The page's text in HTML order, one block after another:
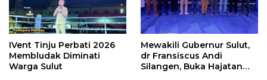
IVent Tinju Perbati 2026
Membludak Diminati
Warga Sulut
Mewakili Gubernur Sulut,
dr Fransiscus Andi
Silangen, Buka Hajatan